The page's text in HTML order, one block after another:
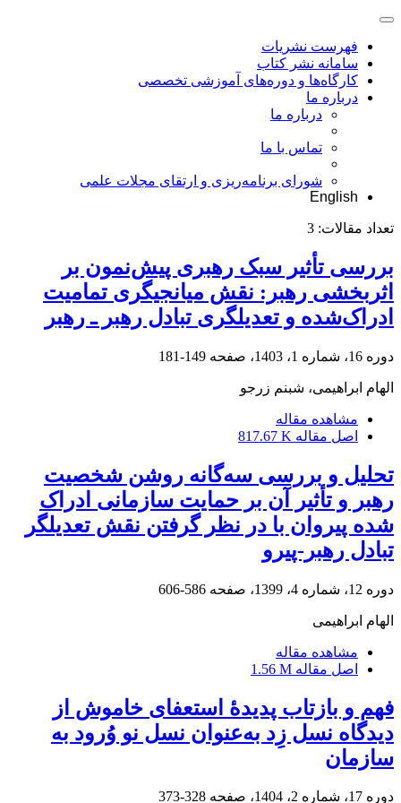
فهرست نشریات
سامانه نشر کتاب
کارگاه‌ها و دوره‌های آموزشی تخصصی
درباره ما
درباره ما
تماس با ما
شورای برنامه‌ریزی و ارتقای مجلات علمی
English
تعداد مقالات: 3
بررسی تأثیر سبک رهبری پیش‌نمون بر
اثربخشی رهبر: نقش میانجیگری تمامیت
ادراک‌شده و تعدیلگری تبادل رهبر ـ رهبر
دوره 16، شماره 1، 1403، صفحه 149-181
الهام ابراهیمی، شبنم زرجو
مشاهده مقاله
اصل مقاله 817.67 K
تحلیل و بررسی سه‌گانه روشن شخصیت
رهبر و تأثیر آن بر حمایت سازمانی ادراک
شده پیروان با در نظر گرفتن نقش تعدیلگر
تبادل رهبر-پیرو
دوره 12، شماره 4، 1399، صفحه 586-606
الهام ابراهیمی
مشاهده مقاله
اصل مقاله 1.56 M
فهم و بازتاب پدیدۀ استعفای خاموش از
دیدگاه‌ نسل زِد به‌عنوان نسل نو وُرود به
سازمان
دوره 17، شماره 2، 1404، صفحه 328-373